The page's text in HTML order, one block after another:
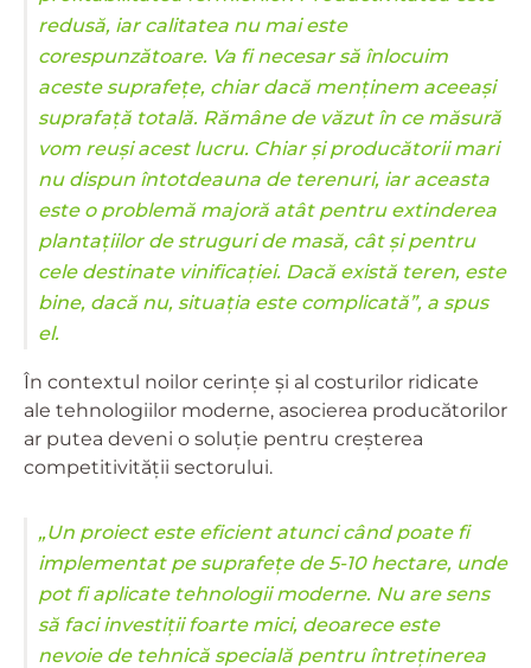
redusă, iar calitatea nu mai este
corespunzătoare. Va fi necesar să înlocuim
aceste suprafețe, chiar dacă menținem aceeași
suprafață totală. Rămâne de văzut în ce măsură
vom reuși acest lucru. Chiar și producătorii mari
nu dispun întotdeauna de terenuri, iar aceasta
este o problemă majoră atât pentru extinderea
plantațiilor de struguri de masă, cât și pentru
cele destinate vinificației. Dacă există teren, este
bine, dacă nu, situația este complicată”, a spus
el.
În contextul noilor cerințe și al costurilor ridicate
ale tehnologiilor moderne, asocierea producătorilor
ar putea deveni o soluție pentru creșterea
competitivității sectorului.
„Un proiect este eficient atunci când poate fi
implementat pe suprafețe de 5-10 hectare, unde
pot fi aplicate tehnologii moderne. Nu are sens
să faci investiții foarte mici, deoarece este
nevoie de tehnică specială pentru întreținerea